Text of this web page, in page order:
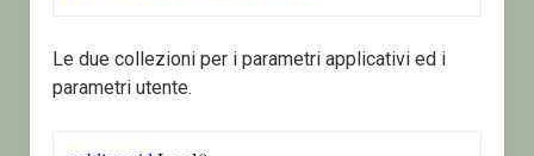
Le due collezioni per i parametri applicativi ed i
parametri utente.